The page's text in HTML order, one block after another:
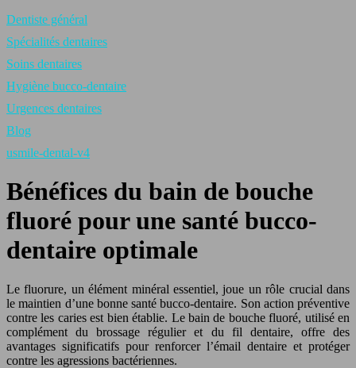
Dentiste général
Spécialités dentaires
Soins dentaires
Hygiène bucco-dentaire
Urgences dentaires
Blog
usmile-dental-v4
Bénéfices du bain de bouche
fluoré pour une santé bucco-
dentaire optimale
Le fluorure, un élément minéral essentiel, joue un rôle crucial dans
le maintien d’une bonne santé bucco-dentaire. Son action préventive
contre les caries est bien établie. Le bain de bouche fluoré, utilisé en
complément du brossage régulier et du fil dentaire, offre des
avantages significatifs pour renforcer l’émail dentaire et protéger
contre les agressions bactériennes.